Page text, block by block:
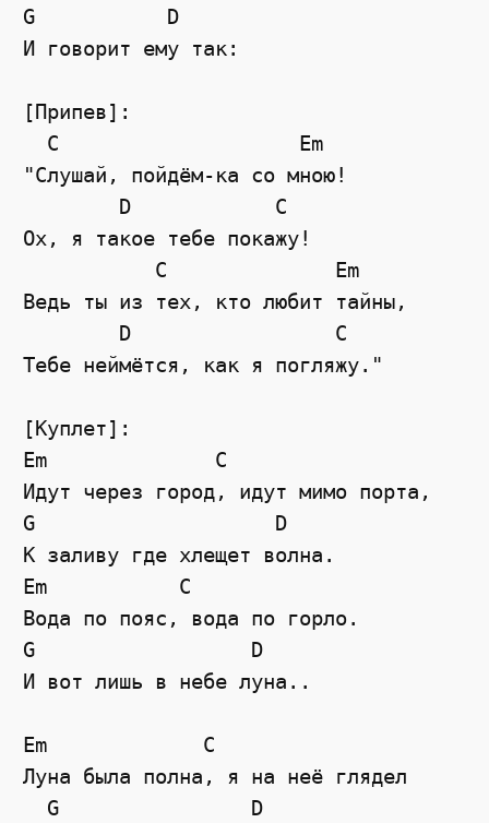
G           D
И говорит ему так:
[Припев]:
  C                    Em
"Слушай, пойдём-ка со мною!
        D            C
Ох, я такое тебе покажу!
           C              Em
Ведь ты из тех, кто любит тайны,
        D                 C
Тебе неймётся, как я погляжу."
[Куплет]:
Em              C
Идут через город, идут мимо порта,
G                    D
К заливу где хлещет волна.
Em           C
Вода по пояс, вода по горло.
G                  D
И вот лишь в небе луна..
Em             C
Луна была полна, я на неё глядел
  G                D